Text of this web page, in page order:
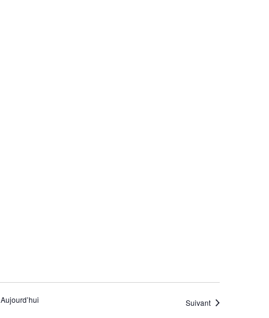
Aujourd’hui SuivantÉvènements